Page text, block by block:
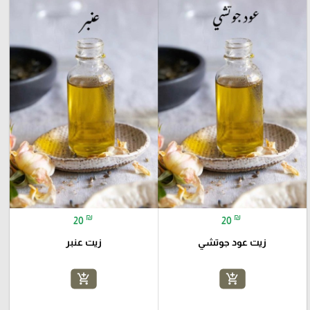
20 ₪
زيت عود جوتشي
add_shopping_cart
20 ₪
زيت عنبر
add_shopping_cart